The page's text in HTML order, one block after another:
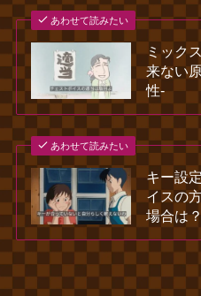
あわせて読みたい
ミック
来ない
性‐
あわせて読みたい
キー設
イスの
場合は